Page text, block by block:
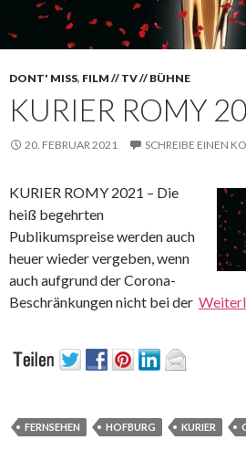
DONT' MISS, FILM // TV // BÜHNE
KURIER ROMY
20. FEBRUAR 2021 SCHREIBE EINEN
KURIER ROMY 2021 – Die
heiß begehrten
Publikumspreise werden auch
heuer wieder vergeben, wenn
auch aufgrund der Corona-
Beschränkungen nicht bei der
FERNSEHEN HOFBURG KURIER